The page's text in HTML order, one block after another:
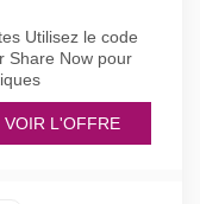
Utilisez le code
Share Now pour
VOIR L'OFFRE